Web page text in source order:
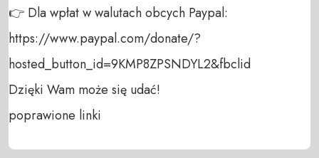
👉 Dla wpłat w walutach obcych Paypal:
https://www.paypal.com/donate/?
hosted_button_id=9KMP8ZPSNDYL2&fbclid
Dzięki Wam może się udać!
poprawione linki